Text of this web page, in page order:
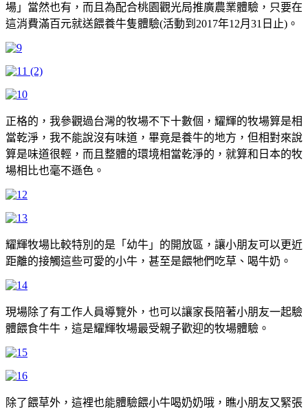
場」當然也有，而且為配合桃園觀光局推廣農業體驗，只要在
這消費滿百元就送餵養牛隻體驗(活動到2017年12月31日止)。
正格的，我參觀過台灣的牧場不下十數個，耀輝的牧場算是相
當乾淨，我不能說沒有味道，畢竟是養牛的地方，但相對來說
算是味道很輕，而且整體的環境相當乾淨的，就算和日本的牧
場相比也毫不遜色。
耀輝牧場比較特別的是「幼牛」的開放區，讓小朋友可以更近
距離的接觸這些可愛的小牛，甚至是餵牠們吃草、喝牛奶。
現場除了有工作人員導覽外，也可以讓家長陪著小朋友一起驗
體餵食牛牛，這是耀輝牧場最受親子歡迎的牧場體驗。
除了餵草外，這裡也能體驗餵小牛喝奶奶哦，瞧小朋友又緊張